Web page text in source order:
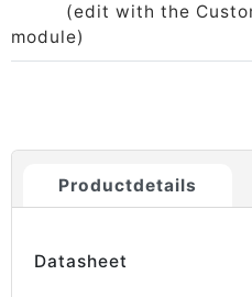
(edit with the
module)
Productdetails
Datasheet